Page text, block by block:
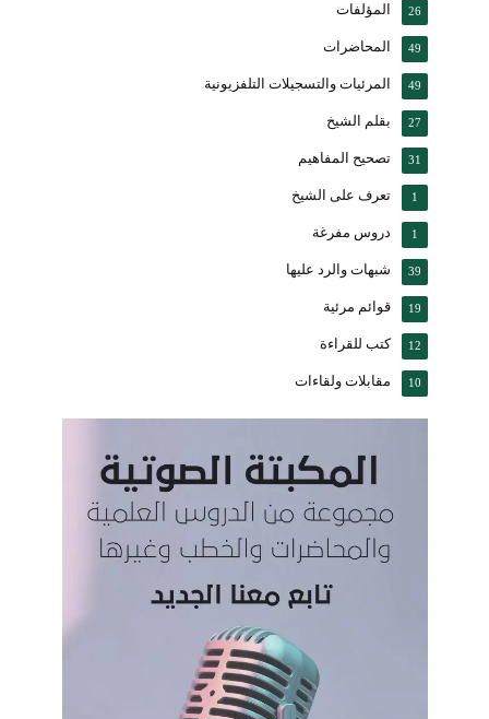
المؤلفات 26
المحاضرات 49
المرئيات والتسجيلات التلفزيونية 49
بقلم الشيخ 27
تصحيح المفاهيم 31
تعرف على الشيخ 1
دروس مفرغة 1
شبهات والرد عليها 39
قوائم مرئية 19
كتب للقراءة 12
مقابلات ولقاءات 10